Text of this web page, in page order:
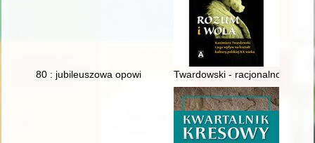
80 : jubileuszowa opowieść o Leszku Długoszu
Twardowski - racjonalność,